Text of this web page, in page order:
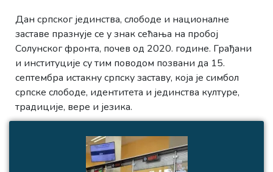
Дан српског јединства, слободе и националне
заставе празнује се у знак сећања на пробој
Солунског фронта, почев од 2020. године. Грађани
и институције су тим поводом позвани да 15.
септембра истакну српску заставу, која је симбол
српске слободе, идентитета и јединства културе,
традиције, вере и језика.